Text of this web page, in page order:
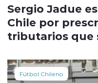
Sergio Jadue
Chile por
tributarios que
Fútbol Chileno